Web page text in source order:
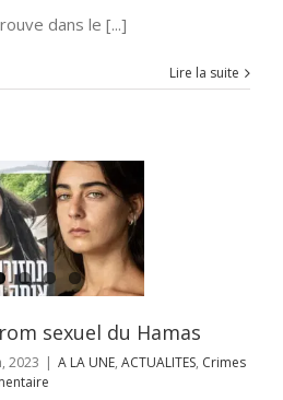
dans le [...]
Lire la suite
sexuel du Hamas
2023 | A LA UNE, ACTUALITES, Crimes